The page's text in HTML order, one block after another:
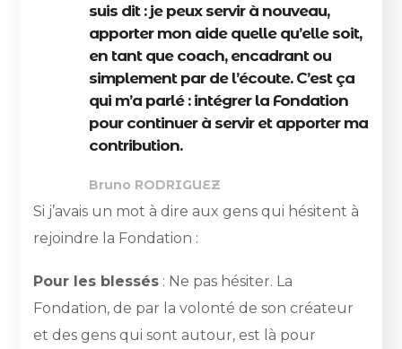
suis dit : je peux servir à nouveau,
apporter mon aide quelle qu’elle soit,
en tant que coach, encadrant ou
simplement par de l’écoute. C’est ça
qui m’a parlé : intégrer la Fondation
pour continuer à servir et apporter ma
contribution.
Bruno RODRIGUEZ
Si j’avais un mot à dire aux gens qui hésitent à
rejoindre la Fondation :
Pour les blessés : Ne pas hésiter. La
Fondation, de par la volonté de son créateur
et des gens qui sont autour, est là pour